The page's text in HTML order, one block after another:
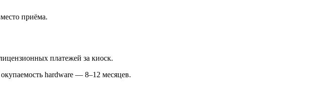
приёма.
платежей за киоск.
hardware — 8–12 месяцев.